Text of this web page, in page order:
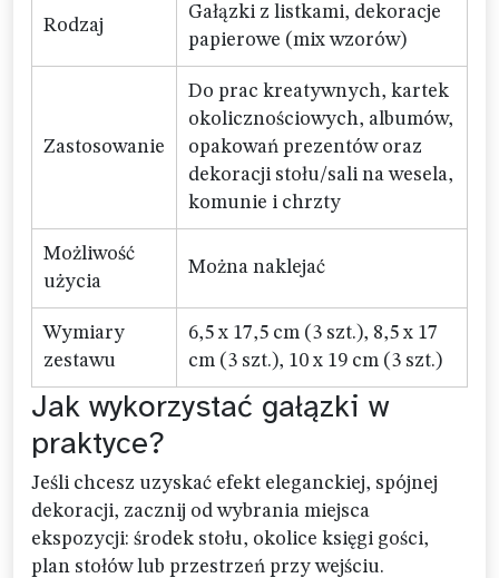
Rodzaj
Gałązki z listkami, dekoracje
papierowe (mix wzorów)
Zastosowanie
Do prac kreatywnych, kartek
okolicznościowych, albumów,
opakowań prezentów oraz
dekoracji stołu/sali na wesela,
komunie i chrzty
Możliwość
użycia
Można naklejać
Wymiary
zestawu
6,5 x 17,5 cm (3 szt.), 8,5 x 17
cm (3 szt.), 10 x 19 cm (3 szt.)
Jak wykorzystać gałązki w
praktyce?
Jeśli chcesz uzyskać efekt eleganckiej, spójnej
dekoracji, zacznij od wybrania miejsca
ekspozycji: środek stołu, okolice księgi gości,
plan stołów lub przestrzeń przy wejściu.